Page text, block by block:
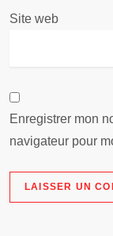
Site web
Enregistrer mon
navigateur pour